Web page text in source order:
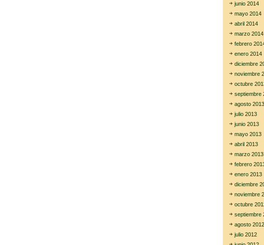
junio 2014
mayo 2014
abril 2014
marzo 2014
febrero
enero 2014
diciembre
noviembre
octubre
septiembre
agosto 2013
julio 2013
junio 2013
mayo 2013
abril 2013
marzo 2013
febrero
enero 2013
diciembre
noviembre
octubre
septiembre
agosto 2012
julio 2012